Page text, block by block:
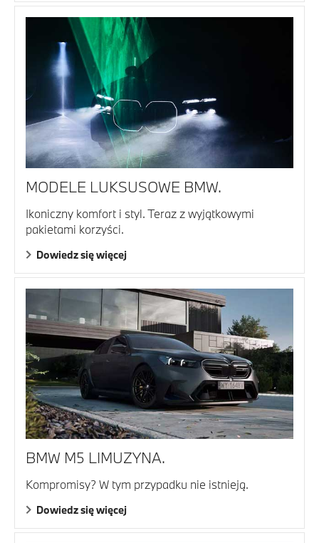
MODELE LUKSUSOWE BMW.
Ikoniczny komfort i styl. Teraz z wyjątkowymi
pakietami korzyści.
Dowiedz się więcej
BMW M5 LIMUZYNA.
Kompromisy? W tym przypadku nie istnieją.
Dowiedz się więcej